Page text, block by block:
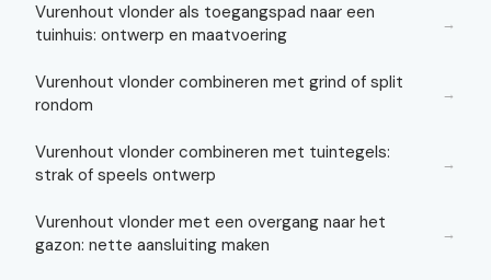
Vurenhout vlonder als toegangspad naar een
tuinhuis: ontwerp en maatvoering
→
Vurenhout vlonder combineren met grind of split
rondom
→
Vurenhout vlonder combineren met tuintegels:
strak of speels ontwerp
→
Vurenhout vlonder met een overgang naar het
gazon: nette aansluiting maken
→